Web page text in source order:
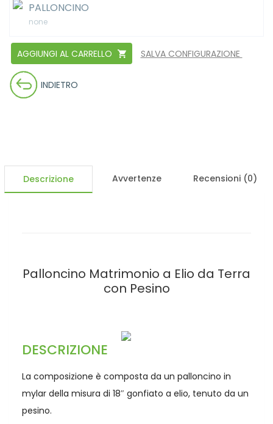
PALLONCINO
none
AGGIUNGI AL CARRELLO SALVA CONFIGURAZIONE
INDIETRO
Descrizione Avvertenze Recensioni (0)
Palloncino Matrimonio a Elio da Terra
con Pesino
DESCRIZIONE
La composizione è composta da un palloncino in
mylar della misura di 18″ gonfiato a elio, tenuto da un
pesino.